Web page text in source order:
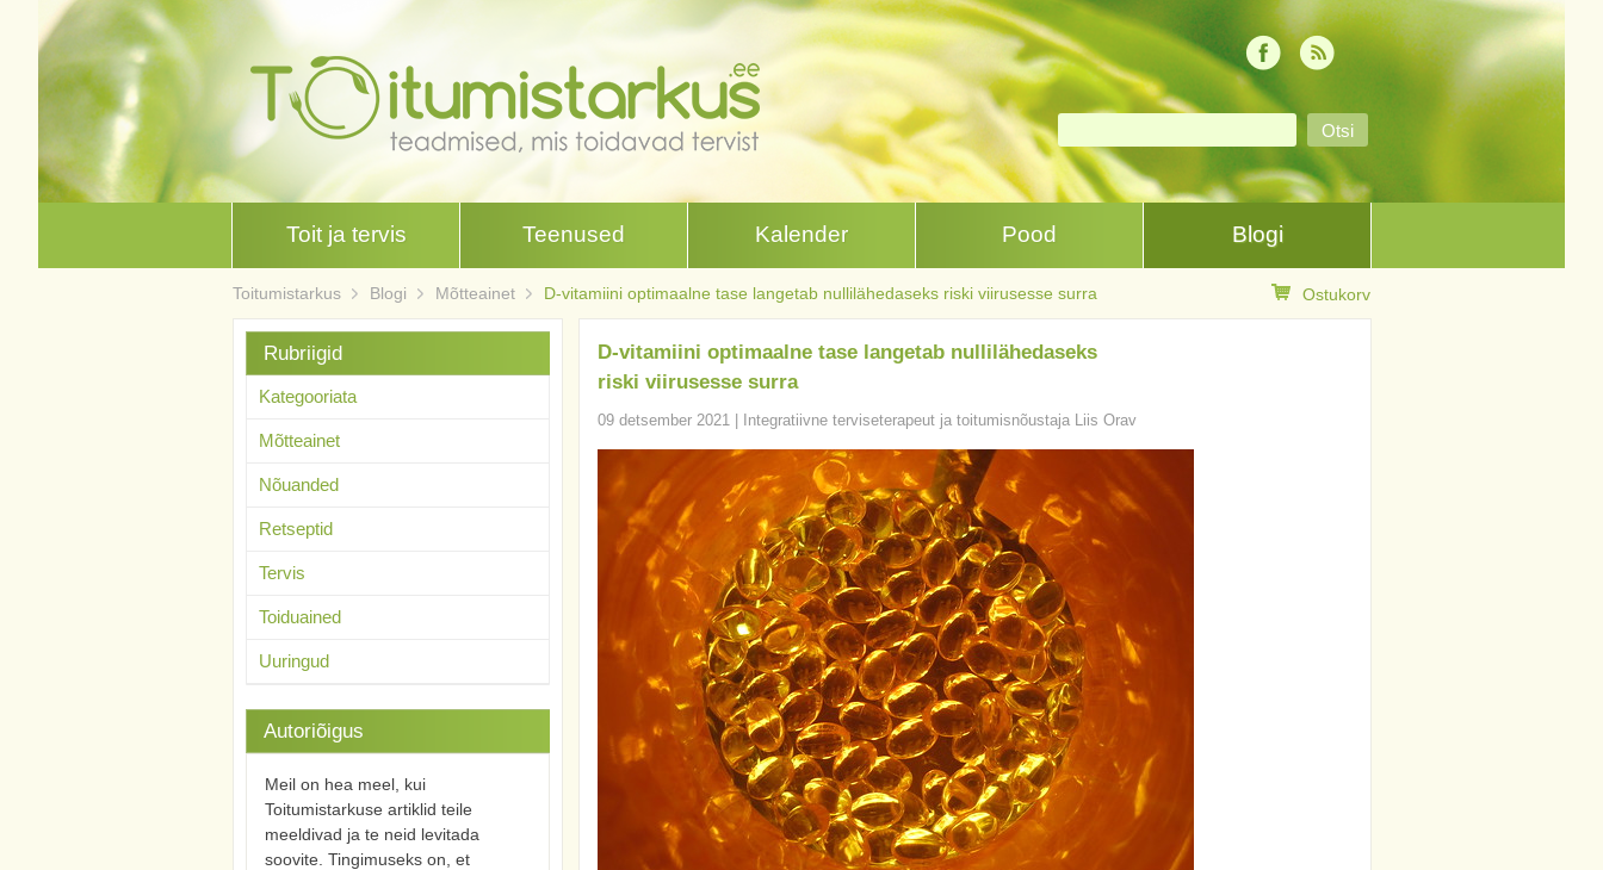
Toit ja tervis Teenused Kalender Pood Blogi
Toitumistarkus Blogi Mõtteainet D-vitamiini optimaalne tase langetab nullilähedaseks riski viirusesse surra Ostukorv
D-vitamiini optimaalne tase langetab nullilähedaseks
riski viirusesse surra
09 detsember 2021| Integratiivne terviseterapeut ja toitumisnõustaja Liis Orav
Rubriigid
Kategooriata
Mõtteainet
Nõuanded
Retseptid
Tervis
Toiduained
Uuringud
Autoriõigus
Meil on hea meel, kui
Toitumistarkuse artiklid teile
meeldivad ja te neid levitada
soovite. Tingimuseks on, et